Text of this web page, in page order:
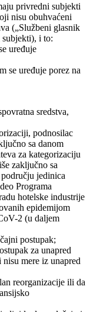
privredni subjekti
nisu obuhvaćeni
(„Službeni glasnik
i to:
uređuje
se uređuje porez na
sredstva,
podnosilac
sa danom
za kategorizaciju
zaključno sa
jedinica
Programa
hotelske industrije
epidemijom
2 (u daljem
postupak;
za unapred
mere iz unapred
reorganizacije ili da